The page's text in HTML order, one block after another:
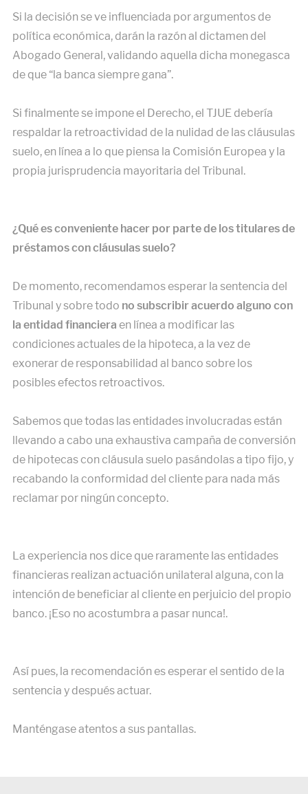
Si la decisión se ve influenciada por argumentos de
política económica, darán la razón al dictamen del
Abogado General, validando aquella dicha monegasca
de que “la banca siempre gana”.
Si finalmente se impone el Derecho, el TJUE debería
respaldar la retroactividad de la nulidad de las cláusulas
suelo, en línea a lo que piensa la Comisión Europea y la
propia jurisprudencia mayoritaria del Tribunal.
¿Qué es conveniente hacer por parte de los titulares de
préstamos con cláusulas suelo?
De momento, recomendamos esperar la sentencia del
Tribunal y sobre todo no subscribir acuerdo alguno con
la entidad financiera en línea a modificar las
condiciones actuales de la hipoteca, a la vez de
exonerar de responsabilidad al banco sobre los
posibles efectos retroactivos.
Sabemos que todas las entidades involucradas están
llevando a cabo una exhaustiva campaña de conversión
de hipotecas con cláusula suelo pasándolas a tipo fijo, y
recabando la conformidad del cliente para nada más
reclamar por ningún concepto.
La experiencia nos dice que raramente las entidades
financieras realizan actuación unilateral alguna, con la
intención de beneficiar al cliente en perjuicio del propio
banco. ¡Eso no acostumbra a pasar nunca!.
Así pues, la recomendación es esperar el sentido de la
sentencia y después actuar.
Manténgase atentos a sus pantallas.